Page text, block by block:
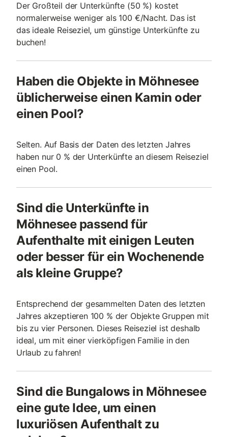
Der Großteil der Unterkünfte (50 %) kostet
normalerweise weniger als 100 €/Nacht. Das ist
das ideale Reiseziel, um günstige Unterkünfte zu
buchen!
Haben die Objekte in Möhnesee
üblicherweise einen Kamin oder
einen Pool?
Selten. Auf Basis der Daten des letzten Jahres
haben nur 0 % der Unterkünfte an diesem Reiseziel
einen Pool.
Sind die Unterkünfte in
Möhnesee passend für
Aufenthalte mit einigen Leuten
oder besser für ein Wochenende
als kleine Gruppe?
Entsprechend der gesammelten Daten des letzten
Jahres akzeptieren 100 % der Objekte Gruppen mit
bis zu vier Personen. Dieses Reiseziel ist deshalb
ideal, um mit einer vierköpfigen Familie in den
Urlaub zu fahren!
Sind die Bungalows in Möhnesee
eine gute Idee, um einen
luxuriösen Aufenthalt zu